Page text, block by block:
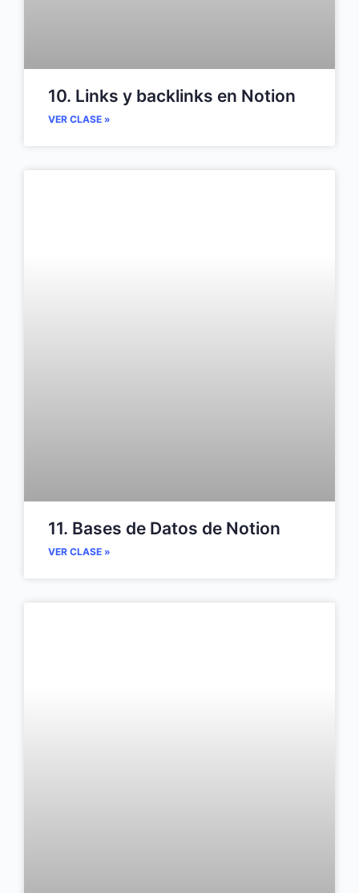
10. Links y backlinks en Notion
VER CLASE »
11. Bases de Datos de Notion
VER CLASE »